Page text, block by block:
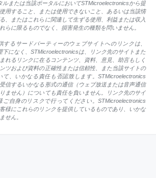
ルまたは当該ポータルにおいてSTMicroelectronicsから提
用すること、または使用できないこと、あるいは当該情
、またはこれらに関連して生ずる使用、利益または収入
らに限るものでなく、損害発生の種類を問いません。
するサードパーティーのウェブサイトへのリンクは、
下になく、STMicroelectronicsは、リンク先のサイトまた
れるリンクに在るコンテンツ、資料、意見、助言もしく
ツおよび資料の正確性または信頼性、また当該サイトの
て、いかなる責任も否認致します。STMicroelectronics
信するいかなる形式の通信（ウェブ放送または音声通信
ません）についても責任を負いません。リンク先のサイ
ご自身のリスクで行ってください。STMicroelectronics
様にこれらのリンクを提供しているものであり、いかな
せん。